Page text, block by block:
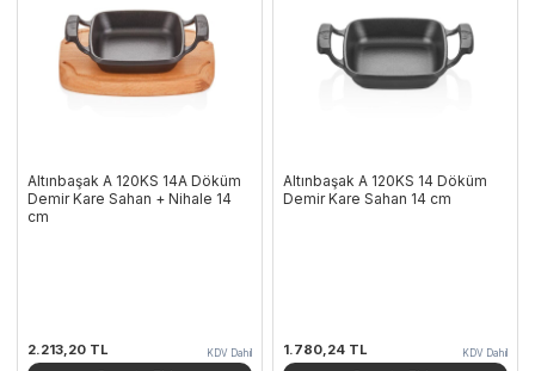
Altınbaşak A 120KS 14A Döküm
Demir Kare Sahan + Nihale 14
cm
2.213,20 TL KDV Dahil
Altınbaşak A 120KS 14 Döküm
Demir Kare Sahan 14 cm
1.780,24 TL KDV Dahil